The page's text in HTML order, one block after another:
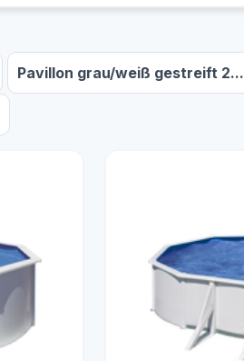
Pavillon grau/weiß gestreift 2...